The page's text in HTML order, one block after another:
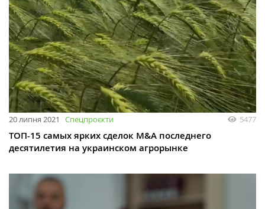
20 липня 2021 Спецпроєкти 5477
ТОП-15 самых ярких сделок M&A последнего
десятилетия на украинском агрорынке